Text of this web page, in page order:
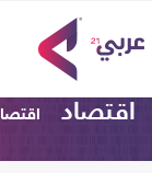
اقتصاد